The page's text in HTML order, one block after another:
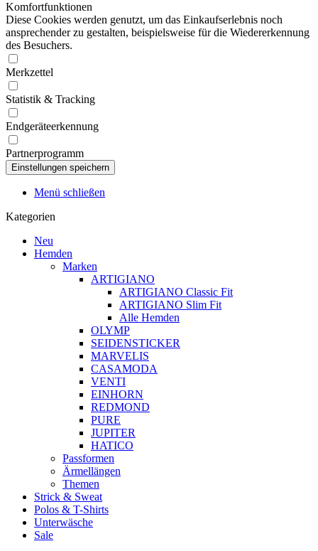
Komfortfunktionen
Diese Cookies werden genutzt, um das Einkaufserlebnis noch
ansprechender zu gestalten, beispielsweise für die Wiedererkennung
des Besuchers.
Merkzettel
Statistik & Tracking
Endgeräteerkennung
Partnerprogramm
Menü schließen
Kategorien
Neu
Hemden
Marken
ARTIGIANO
ARTIGIANO Classic Fit
ARTIGIANO Slim Fit
Alle Hemden
OLYMP
SEIDENSTICKER
MARVELIS
CASAMODA
VENTI
EINHORN
REDMOND
PURE
JUPITER
HATICO
Passformen
Ärmellängen
Themen
Strick & Sweat
Polos & T-Shirts
Unterwäsche
Sale